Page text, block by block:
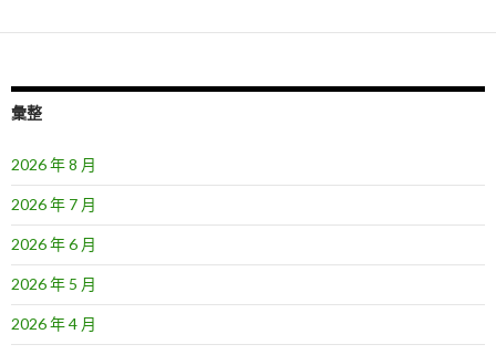
彙整
2026 年 8 月
2026 年 7 月
2026 年 6 月
2026 年 5 月
2026 年 4 月